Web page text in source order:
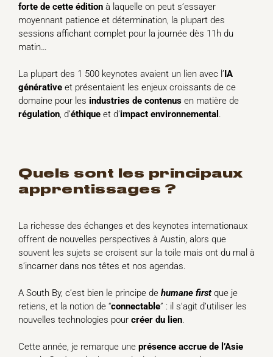
forte de cette édition à laquelle on peut s’essayer
moyennant patience et détermination, la plupart des
sessions affichant complet pour la journée dès 11h du
matin…
La plupart des 1 500 keynotes avaient un lien avec l’ IA
générative et présentaient les enjeux croissants de ce
domaine pour les industries de contenus en matière de
régulation, d’éthique et d’impact environnemental .
quels sont les principaux
apprentissages ?
La richesse des échanges et des keynotes internationaux
offrent de nouvelles perspectives à Austin, alors que
souvent les sujets se croisent sur la toile mais ont du mal à
s’incarner dans nos têtes et nos agendas.
A South By, c’est bien le principe de humane firstque je
retiens, et la notion de “connectable” : il s’agit d’utiliser les
nouvelles technologies pour créer du lien.
Cette année, je remarque une présence accrue de l’Asie